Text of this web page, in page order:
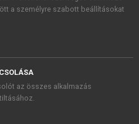
a személyre szabott beállításokat
az összes alkalmazás